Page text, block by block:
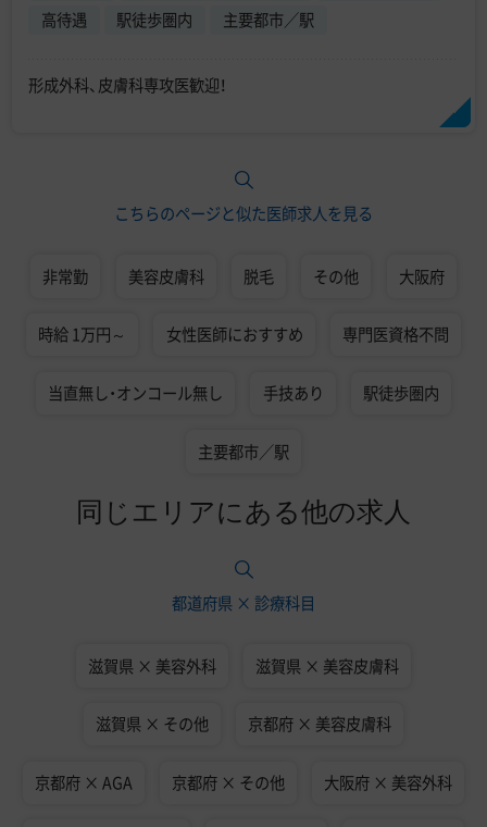
高待遇
駅徒歩圏内 主要都市／駅
形成外科、皮膚科専攻医歓迎！
こちらのページと似た医師求人を見る
非常勤 美容皮膚科 脱毛 その他 大阪府
時給 1万円～ 女性医師におすすめ 専門医資格不問
当直無し・オンコール無し 手技あり 駅徒歩圏内
主要都市／駅
同じエリアにある他の求人
都道府県 × 診療科目
滋賀県 × 美容外科 滋賀県 × 美容皮膚科
滋賀県 × その他 京都府 × 美容皮膚科
京都府 × AGA 京都府 × その他 大阪府 × 美容外科